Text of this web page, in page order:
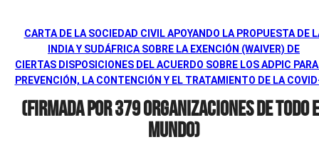
CARTA DE LA SOCIEDAD CIVIL APOYANDO LA PROPUESTA DE
INDIA Y SUDÁFRICA SOBRE LA EXENCIÓN (WAIVER) DE
CIERTAS DISPOSICIONES DEL ACUERDO SOBRE LOS ADPIC
PREVENCIÓN, LA CONTENCIÓN Y EL TRATAMIENTO DE LA
(Firmada por 379 organizaciones de todo
mundo)